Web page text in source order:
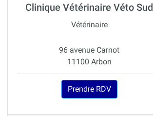
Clinique Vétérinaire Véto Sud
Vétérinaire
96 avenue Carnot
11100 Arbon
Prendre RDV